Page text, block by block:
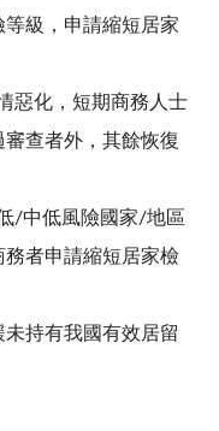
級，申請縮短居家
惡化，短期商務人士
查者外，其餘恢復
/中低風險國家/地區
者申請縮短居家檢
持有我國有效居留